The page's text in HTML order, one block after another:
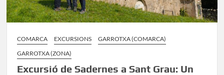
COMARCA EXCURSIONS
GARROTXA (COMARCA)
GARROTXA (ZONA)
Excursió de Sadernes a Sant Grau: Un